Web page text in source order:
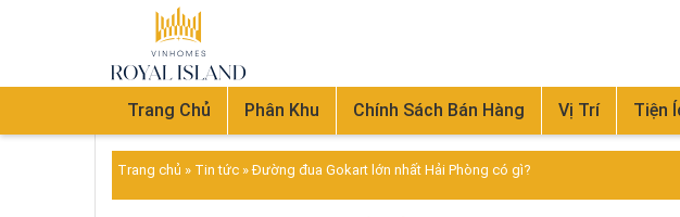
Trang Chủ Phân Khu Chính Sách Bán Hàng Vị Trí Tiện
Trang chủ » Tin tức »Đường đua Gokart lớn nhất Hải Phòng có gì?